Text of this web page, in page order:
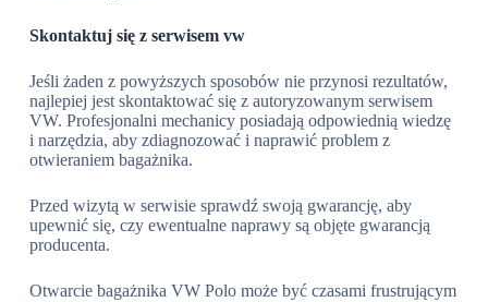
Skontaktuj się z serwisem vw
Jeśli żaden z powyższych sposobów nie przynosi rezultatów,
najlepiej jest skontaktować się z autoryzowanym serwisem
VW. Profesjonalni mechanicy posiadają odpowiednią wiedzę
i narzędzia, aby zdiagnozować i naprawić problem z
otwieraniem bagażnika.
Przed wizytą w serwisie sprawdź swoją gwarancję, aby
upewnić się, czy ewentualne naprawy są objęte gwarancją
producenta.
Otwarcie bagażnika VW Polo może być czasami frustrującym